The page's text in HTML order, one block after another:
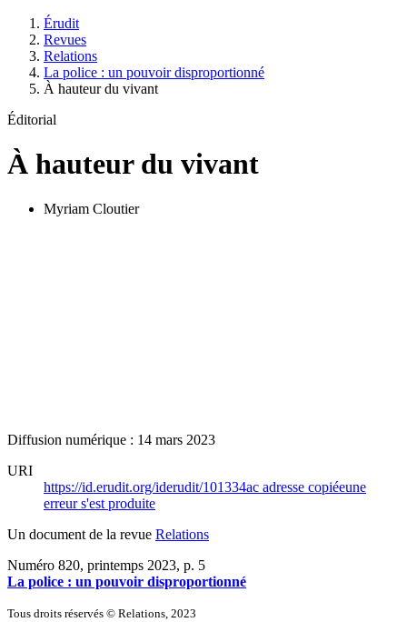
Érudit
Revues
Relations
La police : un pouvoir disproportionné
À hauteur du vivant
Éditorial
À hauteur du vivant
Myriam Cloutier
Diffusion numérique : 14 mars 2023
URI
https://id.erudit.org/iderudit/101334ac adresse copiéeune
erreur s'est produite
Un document de la revue Relations
Numéro 820, printemps 2023, p. 5
La police : un pouvoir disproportionné
Tous droits réservés © Relations, 2023